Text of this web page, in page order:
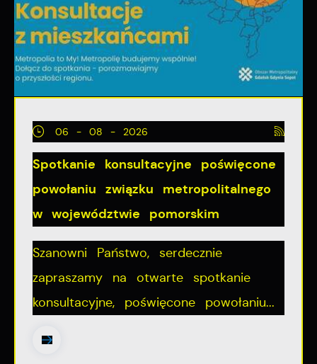
06 - 08 - 2026
Spotkanie konsultacyjne poświęcone
powołaniu związku metropolitalnego
w województwie pomorskim
Szanowni Państwo, serdecznie
zapraszamy na otwarte spotkanie
konsultacyjne, poświęcone powołaniu...